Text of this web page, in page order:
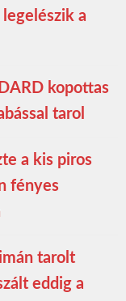
a
kopottas
tarol
a kis piros
fényes
tarolt
eddig a